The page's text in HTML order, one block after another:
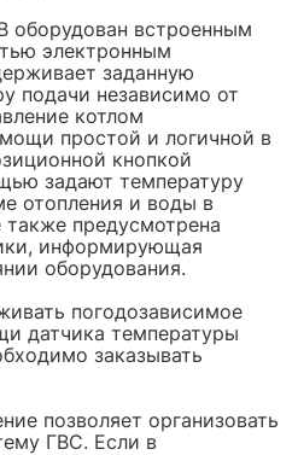
оборудован встроенным
электронным
заданную
подачи независимо от
котлом
простой и логичной в
кнопкой
задают температуру
отопления и воды в
предусмотрена
информирующая
оборудования.
погодозависимое
датчика температуры
заказывать
позволяет организовать
ГВС. Если в